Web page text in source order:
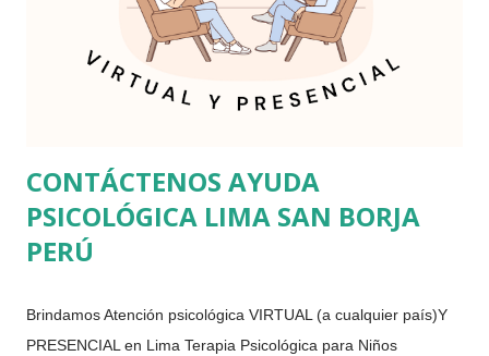
CONTÁCTENOS AYUDA
PSICOLÓGICA LIMA SAN BORJA
PERÚ
Brindamos Atención psicológica VIRTUAL (a cualquier país)Y
PRESENCIAL en Lima Terapia Psicológica para Niños